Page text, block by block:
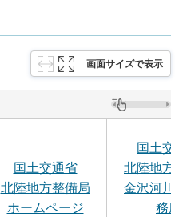
画面サイズで表示
国土交通省
北陸地方整備局
ホームページ
国土交
北陸地方
金沢河川
務所